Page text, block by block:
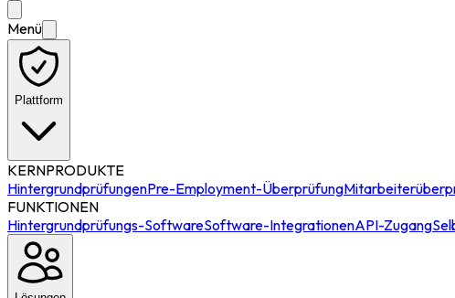
Menü
Plattform
KERNPRODUKTE
HintergrundprüfungenPre-Employment-Überprüfung
FUNKTIONEN
Hintergrundprüfungs-SoftwareSoftware-IntegrationenAPI-Zugang